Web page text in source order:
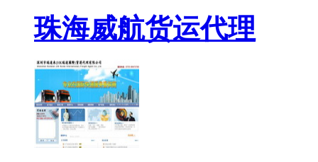
珠海威航货运代理